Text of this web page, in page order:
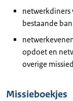
netwerkdiners
bestaande
opdoet en
overige
Missieboekjes